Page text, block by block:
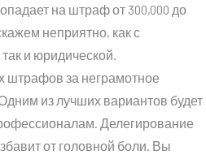
на штраф от 300,000 до
неприятно, как с
и юридической.
штрафов за неграмотное
из лучших вариантов будет
Делегирование
от головной боли. Вы